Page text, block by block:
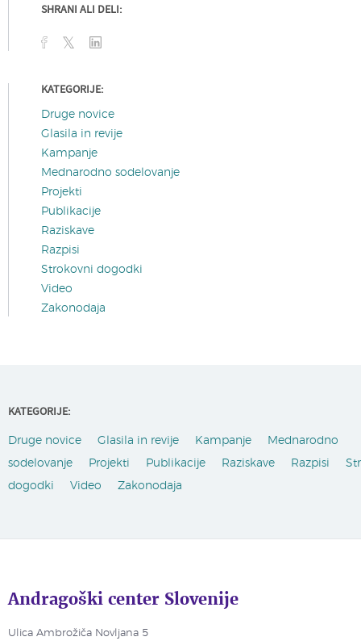
SHRANI ALI DELI:
KATEGORIJE:
Druge novice
Glasila in revije
Kampanje
Mednarodno sodelovanje
Projekti
Publikacije
Raziskave
Razpisi
Strokovni dogodki
Video
Zakonodaja
KATEGORIJE:
Druge novice Glasila in revije Kampanje
Mednarodno
sodelovanje
Projekti Publikacije Raziskave Razpisi
dogodki
Video Zakonodaja
Andragoški center Slovenije
Ulica Ambrožiča Novljana 5